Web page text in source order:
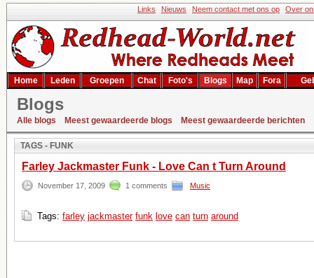
Links Nieuws Neem contact met ons op Over
Home Leden Groepen Chat Foto's Blogs Map Fora
Blogs
Alle blogs Meest gewaardeerde blogs Meest gewaardeerde berichten
Zoekresultaat
TAGS - FUNK
Farley Jackmaster Funk - Love Can t Turn Around
November 17, 2009 1 comments Music
Tags: farley jackmaster funk love can turn around